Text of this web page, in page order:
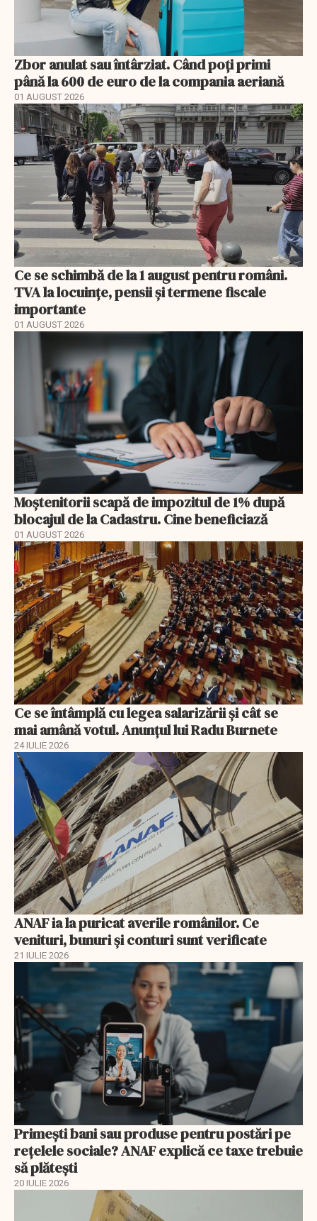
Zbor anulat sau întârziat. Când poți primi
până la 600 de euro de la compania aeriană
01 AUGUST 2026
Ce se schimbă de la 1 august pentru români.
TVA la locuințe, pensii și termene fiscale
importante
01 AUGUST 2026
Moștenitorii scapă de impozitul de 1% după
blocajul de la Cadastru. Cine beneficiază
01 AUGUST 2026
Ce se întâmplă cu legea salarizării şi cât se
mai amână votul. Anunţul lui Radu Burnete
24 IULIE 2026
ANAF ia la puricat averile românilor. Ce
venituri, bunuri și conturi sunt verificate
21 IULIE 2026
Primești bani sau produse pentru postări pe
reţelele sociale? ANAF explică ce taxe trebuie
să plătești
20 IULIE 2026